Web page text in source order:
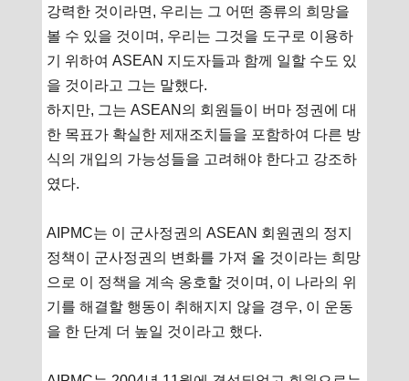
강력한 것이라면, 우리는 그 어떤 종류의 희망을
볼 수 있을 것이며, 우리는 그것을 도구로 이용하
기 위하여 ASEAN 지도자들과 함께 일할 수도 있
을 것이라고 그는 말했다.
하지만, 그는 ASEAN의 회원들이 버마 정권에 대
한 목표가 확실한 제재조치들을 포함하여 다른 방
식의 개입의 가능성들을 고려해야 한다고 강조하
였다.
AIPMC는 이 군사정권의 ASEAN 회원권의 정지
정책이 군사정권의 변화를 가져 올 것이라는 희망
으로 이 정책을 계속 옹호할 것이며, 이 나라의 위
기를 해결할 행동이 취해지지 않을 경우, 이 운동
을 한 단계 더 높일 것이라고 했다.